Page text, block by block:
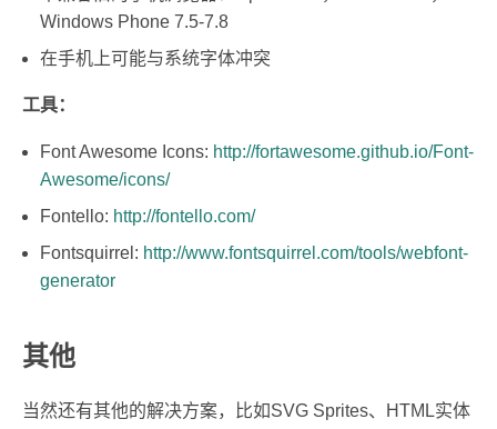
Windows Phone 7.5-7.8
在手机上可能与系统字体冲突
工具：
Font Awesome Icons: http://fortawesome.github.io/Font-
Awesome/icons/
Fontello: http://fontello.com/
Fontsquirrel: http://www.fontsquirrel.com/tools/webfont-
generator
其他
当然还有其他的解决方案，比如SVG Sprites、HTML实体